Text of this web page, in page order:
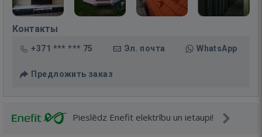
Контакты
+371 *** *** 75 Эл. почта WhatsApp
Предложить заказ
Pieslēdz Enefit elektrību un ietaupi!